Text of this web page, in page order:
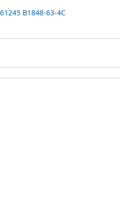
B1848-63-4C